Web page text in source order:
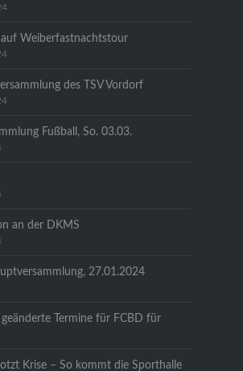
Weiberfastnachtstour
des TSV Vordorf
Fußball, So. 03.03.
an der DKMS
27.01.2024
Termine für FCBD für
Krise – So kommt die Sporthalle